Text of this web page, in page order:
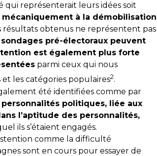
qui représenterait leurs idées soit
à la démobilisation
obtenus ne représentent pas
sondages pré-électoraux peuvent
est également plus forte
parmi ceux qui nous
les catégories populaires2.
été identifiées comme par
politiques, liée aux
l’aptitude des personnalités,
ils s’étaient engagés.
comme la difficulté
sont en cours pour essayer de